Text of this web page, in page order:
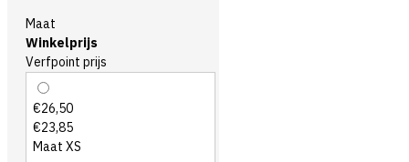
Maat
Winkelprijs
Verfpoint prijs
€26,50
€23,85
Maat XS